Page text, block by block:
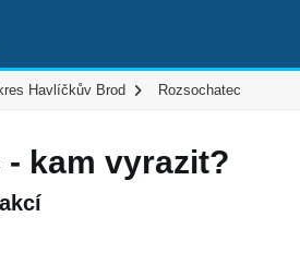
Havlíčkův Brod Rozsochatec
kam vyrazit?